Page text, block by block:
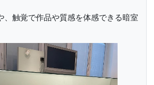
、触覚で作品や質感を体感できる暗室